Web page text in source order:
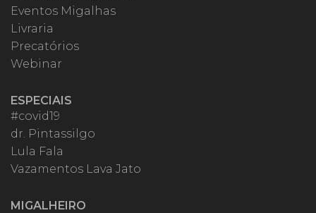
Eventos Migalhas
Livraria
Precatórios
Webinar
ESPECIAIS
#covid19
dr. Pintassilgo
Lula Fala
Vazamentos Lava Jato
MIGALHEIRO